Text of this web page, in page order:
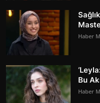
Haber
Bu
Haber